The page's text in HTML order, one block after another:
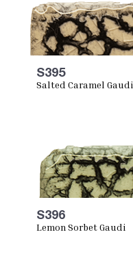
S395
Salted Caramel Gaudi
S396
Lemon Sorbet Gaudi